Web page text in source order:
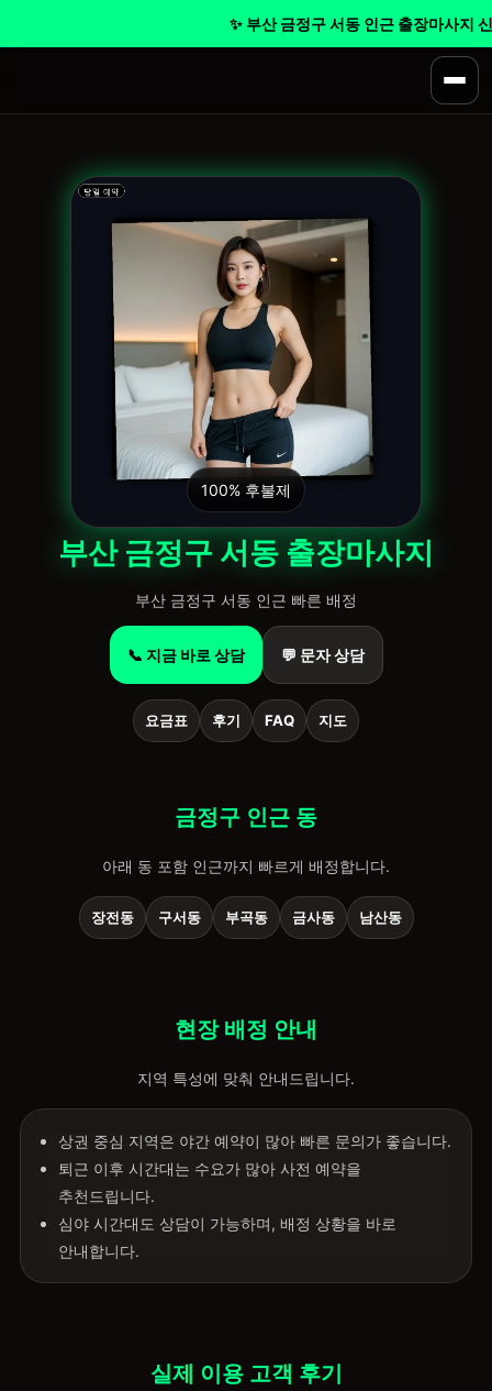
✨ 부산 금정구 서동 인근 출장마사지 신
100% 후불제
부산 금정구 서동 출장마사지
부산 금정구 서동 인근 빠른 배정
📞 지금 바로 상담 💬 문자 상담
요금표 후기 FAQ 지도
금정구 인근 동
아래 동 포함 인근까지 빠르게 배정합니다.
장전동 구서동 부곡동 금사동 남산동
현장 배정 안내
지역 특성에 맞춰 안내드립니다.
상권 중심 지역은 야간 예약이 많아 빠른 문의가 좋습니다.
퇴근 이후 시간대는 수요가 많아 사전 예약을
추천드립니다.
심야 시간대도 상담이 가능하며, 배정 상황을 바로
안내합니다.
실제 이용 고객 후기